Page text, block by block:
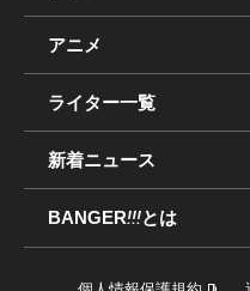
アニメ
ライター一覧
新着ニュース
BANGER!!!とは